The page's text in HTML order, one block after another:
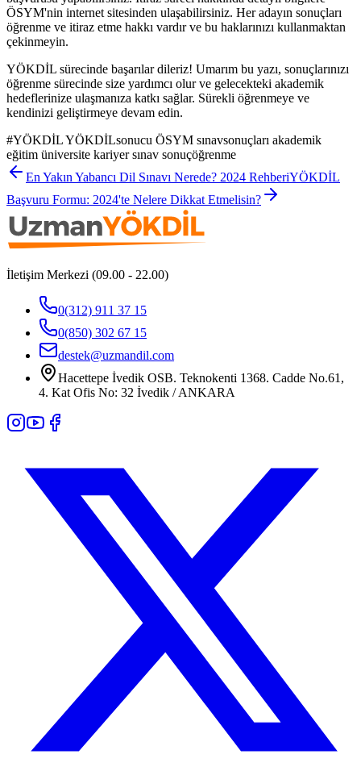
ÖSYM'nin internet sitesinden ulaşabilirsiniz. Her adayın sonuçları
öğrenme ve itiraz etme hakkı vardır ve bu haklarınızı kullanmaktan
çekinmeyin.
YÖKDİL sürecinde başarılar dileriz! Umarım bu yazı, sonuçlarınızı
öğrenme sürecinde size yardımcı olur ve gelecekteki akademik
hedeflerinize ulaşmanıza katkı sağlar. Sürekli öğrenmeye ve
kendinizi geliştirmeye devam edin.
#YÖKDİL YÖKDİLsonucu ÖSYM sınavsonuçları akademik
eğitim üniversite kariyer sınav sonuçöğrenme
En Yakın Yabancı Dil Sınavı Nerede? 2024 RehberiYÖKDİL
Başvuru Formu: 2024'te Nelere Dikkat Etmelisin?
İletişim Merkezi (09.00 - 22.00)
0(312) 911 37 15
0(850) 302 67 15
destek@uzmandil.com
Hacettepe İvedik OSB. Teknokenti 1368. Cadde No.61,
4. Kat Ofis No: 32 İvedik / ANKARA